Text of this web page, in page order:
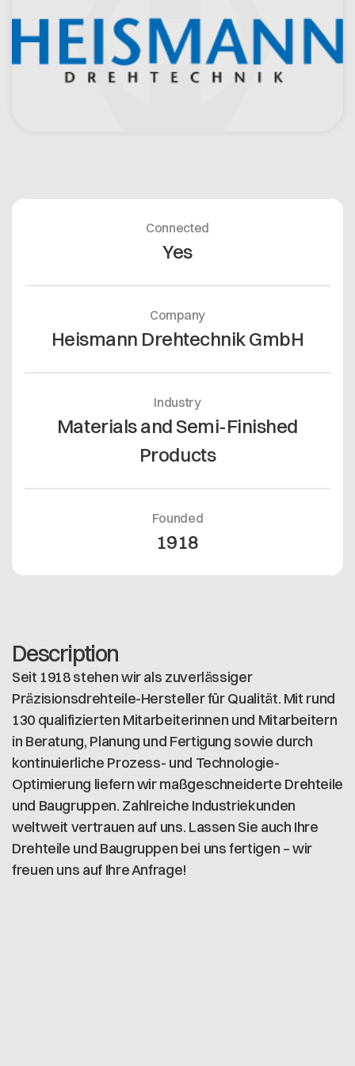
Dataspace Betrieb
Integrität bei Cofinity-X
Contact
Cofinity-X GmbH
Breslauer Platz 4 50668 Köln Deutschland
info@cofinity-x.com
Connected
Yes
Company
Heismann Drehtechnik GmbH
Industry
Materials and Semi-Finished
Products
Founded
1918
Description
Seit 1918 stehen wir als zuverlässiger
Präzisionsdrehteile-Hersteller für Qualität. Mit rund
130 qualifizierten Mitarbeiterinnen und Mitarbeitern
in Beratung, Planung und Fertigung sowie durch
kontinuierliche Prozess- und Technologie-
Optimierung liefern wir maßgeschneiderte Drehteile
und Baugruppen. Zahlreiche Industriekunden
weltweit vertrauen auf uns. Lassen Sie auch Ihre
Drehteile und Baugruppen bei uns fertigen – wir
freuen uns auf Ihre Anfrage!